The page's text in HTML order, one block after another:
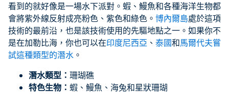
看到的就好像是一場水下派對。蝦、鰻魚和各種海洋生物都
會將紫外線反射成亮粉色、紫色和綠色。 博內爾島處於這項
技術的最前沿，也是該技術使用的先驅地點之一。如果你不
是在加勒比海，你也可以在印度尼西亞 、 泰國和馬爾代夫嘗
試這種類型的潛水 。
潛水類型： 珊瑚礁
特色生物： 蝦、鰻魚、海兔和星狀珊瑚